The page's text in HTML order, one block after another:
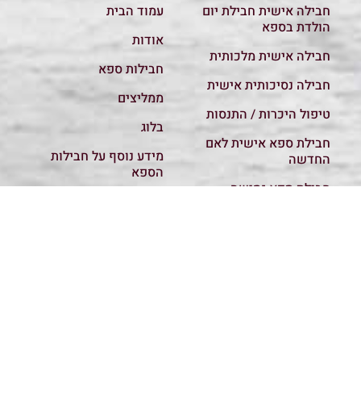
עמוד הבית
אודות
חבילות ספא
ממליצים
בלוג
מידע נוסף על חבילות
הספא
חבילה אישית חבילת יום
הולדת בספא
חבילה אישית מלכותית
חבילה נסיכותית אישית
טיפול היכרות / התנסות
חבילת ספא אישית לאם
החדשה
חבילת ספא גמישה